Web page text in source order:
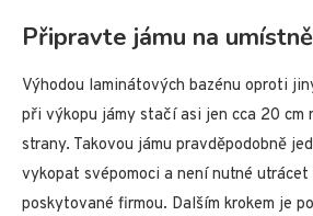
Připravte jámu na
Výhodou laminátových bazénu oproti
při výkopu jámy stačí asi jen cca 20 cm
strany. Takovou jámu pravděpodobně
vykopat svépomoci a není nutné utrácet
poskytované firmou. Dalším krokem je